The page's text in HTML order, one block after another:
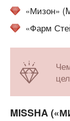
«Мизон»
«Фарм
MISSHA